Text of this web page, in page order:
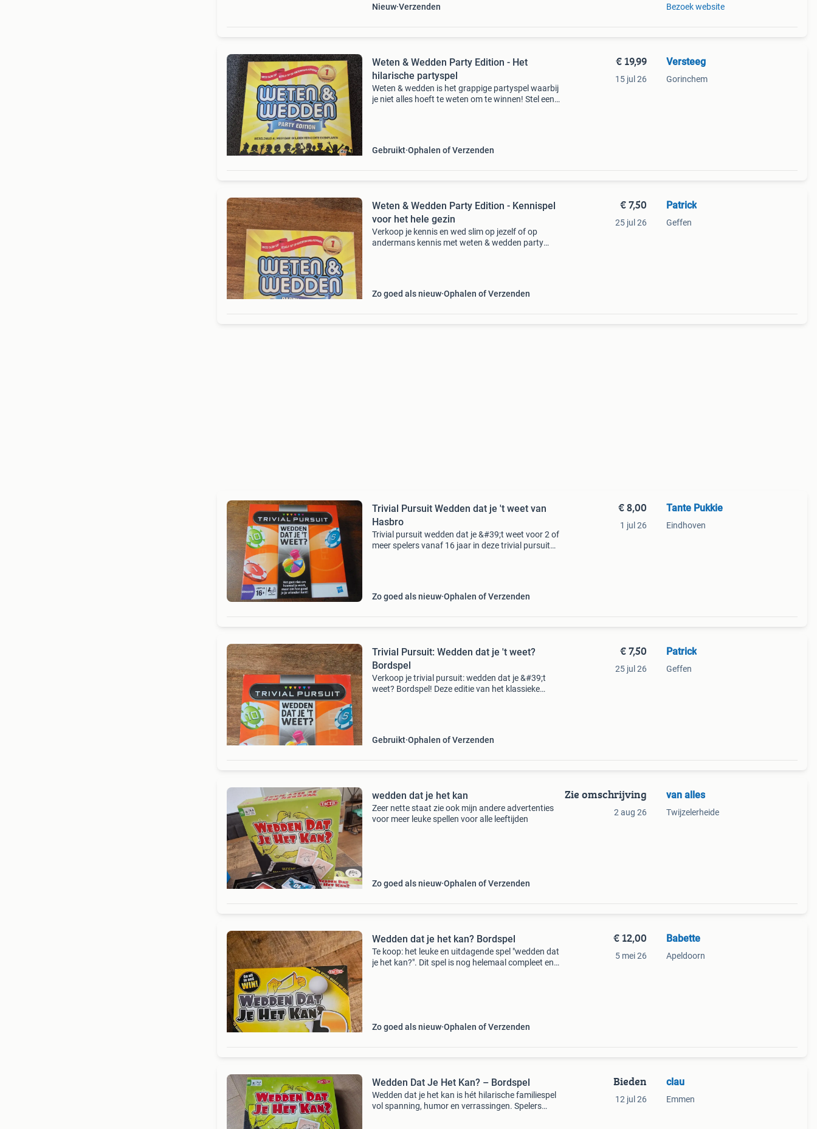
Nieuw Verzenden Bezoek website
Weten & Wedden Party Edition - Het
hilarische partyspel
Weten & wedden is het grappige partyspel waarbij
je niet alles hoeft te weten om te winnen! Stel een
Gebruikt Ophalen of Verzenden
€ 19,99
15 jul 26
Versteeg
Gorinchem
Weten & Wedden Party Edition - Kennispel
voor het hele gezin
Verkoop je kennis en wed slim op jezelf of op
andermans kennis met weten & wedden party
Zo goed als nieuw Ophalen of Verzenden
€ 7,50
25 jul 26
Patrick
Geffen
Trivial Pursuit Wedden dat je 't weet van
Hasbro
Trivial pursuit wedden dat je &#39;t weet voor 2 of
meer spelers vanaf 16 jaar in deze trivial pursuit
Zo goed als nieuw Ophalen of Verzenden
€ 8,00
1 jul 26
Tante Pukkie
Eindhoven
Trivial Pursuit: Wedden dat je 't weet?
Bordspel
Verkoop je trivial pursuit: wedden dat je &#39;t
weet? Bordspel! Deze editie van het klassieke
Gebruikt Ophalen of Verzenden
€ 7,50
25 jul 26
Patrick
Geffen
wedden dat je het kan
Zeer nette staat zie ook mijn andere advertenties
voor meer leuke spellen voor alle leeftijden
Zo goed als nieuw Ophalen of Verzenden
Zie omschrijving
2 aug 26
van alles
Twijzelerheide
Wedden dat je het kan? Bordspel
Te koop: het leuke en uitdagende spel "wedden dat
je het kan?". Dit spel is nog helemaal compleet en
Zo goed als nieuw Ophalen of Verzenden
€ 12,00
5 mei 26
Babette
Apeldoorn
Wedden Dat Je Het Kan? – Bordspel
Wedden dat je het kan is hét hilarische familiespel
vol spanning, humor en verrassingen. Spelers
Bieden
12 jul 26
clau
Emmen